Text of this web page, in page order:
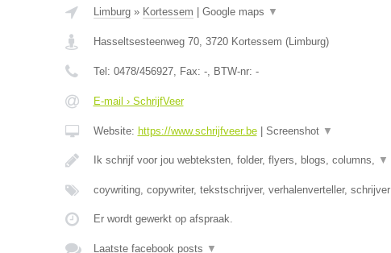
Limburg» Kortessem Google maps ▼
Hasseltsesteenweg 70, 3720 Kortessem (Limburg)
Tel: 0478/456927, Fax: -, BTW-nr: -
E-mail › SchrijfVeer
Website: https://www.schrijfveer.be| Screenshot ▼
Ik schrijf voor jou webteksten, folder, flyers, blogs, columns, ▼
coywriting, copywriter, tekstschrijver, verhalenverteller, schrijver
Er wordt gewerkt op afspraak.
Laatste facebook posts ▼